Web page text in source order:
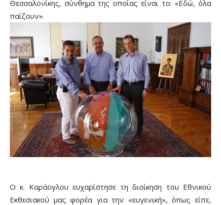
Θεσσαλονίκης, σύνθημα της οποίας είναι το: «Εδώ, όλα
παίζουν».
Ο κ. Καράογλου ευχαρίστησε τη διοίκηση του Εθνικού
Εκθεσιακού μας φορέα για την «ευγενική», όπως είπε,